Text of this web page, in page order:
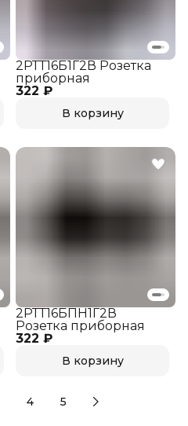
322 ₽
2РТТ16Б1Г2В Розетка
приборная
В корзину
322 ₽
2РТТ16БПН1Г2В
Розетка приборная
В корзину
4 5